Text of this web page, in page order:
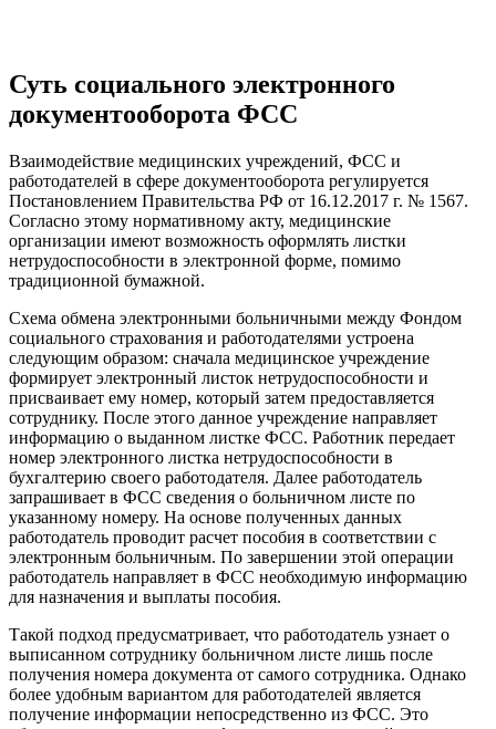
Суть социального электронного
документооборота ФСС
Взаимодействие медицинских учреждений, ФСС и
работодателей в сфере документооборота регулируется
Постановлением Правительства РФ от 16.12.2017 г. № 1567.
Согласно этому нормативному акту, медицинские
организации имеют возможность оформлять листки
нетрудоспособности в электронной форме, помимо
традиционной бумажной.
Схема обмена электронными больничными между Фондом
социального страхования и работодателями устроена
следующим образом: сначала медицинское учреждение
формирует электронный листок нетрудоспособности и
присваивает ему номер, который затем предоставляется
сотруднику. После этого данное учреждение направляет
информацию о выданном листке ФСС. Работник передает
номер электронного листка нетрудоспособности в
бухгалтерию своего работодателя. Далее работодатель
запрашивает в ФСС сведения о больничном листе по
указанному номеру. На основе полученных данных
работодатель проводит расчет пособия в соответствии с
электронным больничным. По завершении этой операции
работодатель направляет в ФСС необходимую информацию
для назначения и выплаты пособия.
Такой подход предусматривает, что работодатель узнает о
выписанном сотруднику больничном листе лишь после
получения номера документа от самого сотрудника. Однако
более удобным вариантом для работодателей является
получение информации непосредственно из ФСС. Это